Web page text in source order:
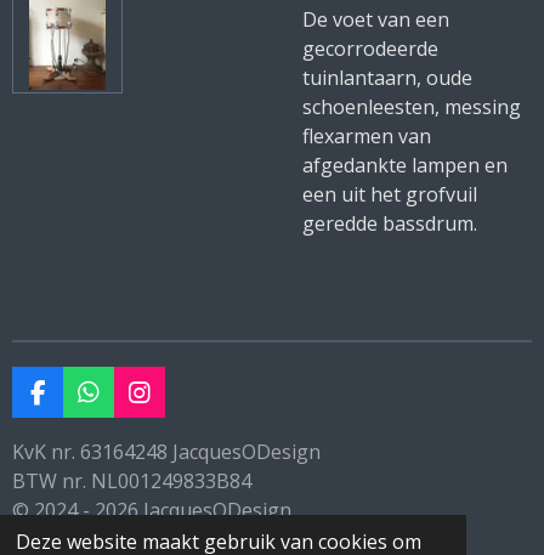
Deze website maakt gebruik van cookies om
De voet van een
gecorrodeerde
tuinlantaarn, oude
schoenleesten, messing
flexarmen van
afgedankte lampen en
een uit het grofvuil
geredde bassdrum.
F
a
c
e
b
o
o
W
h
a
t
s
A
p
I
n
s
t
a
g
r
KvK nr. 63164248 JacquesODesign
BTW nr. NL001249833B84
© 2024 - 2026 JacquesODesign
Powered byJouwWeb